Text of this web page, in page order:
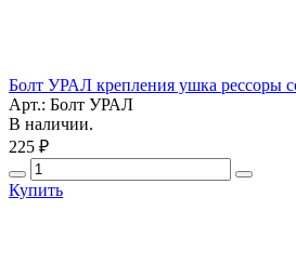
Болт УРАЛ крепления ушка рессоры
Арт.: Болт УРАЛ
В наличии.
225 ₽
Купить